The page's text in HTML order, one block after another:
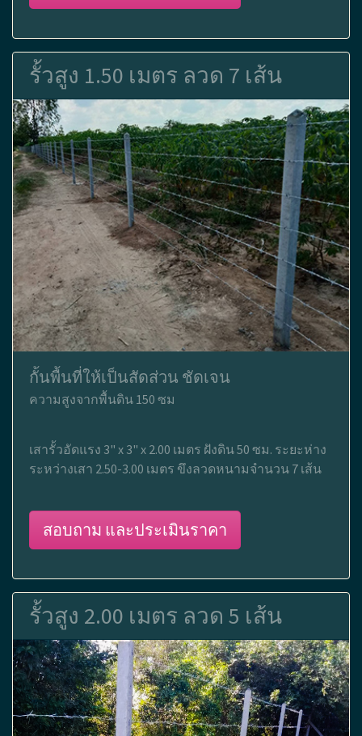
รั้วสูง 1.50 เมตร ลวด 7 เส้น
กั้นพื้นที่ให้เป็นสัดส่วน ชัดเจน
ความสูงจากพื้นดิน 150 ซม
เสารั้วอัดแรง 3" x 3" x 2.00 เมตร ฝังดิน 50 ซม. ระยะห่าง
ระหว่างเสา 2.50-3.00 เมตร ขึงลวดหนามจำนวน 7 เส้น
สอบถาม และประเมินราคา
รั้วสูง 2.00 เมตร ลวด 5 เส้น